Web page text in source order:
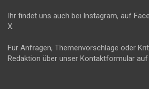
Ihr findet uns auch bei Instagram, auf
X.
Für Anfragen, Themenvorschläge oder
Redaktion über unser Kontaktformular